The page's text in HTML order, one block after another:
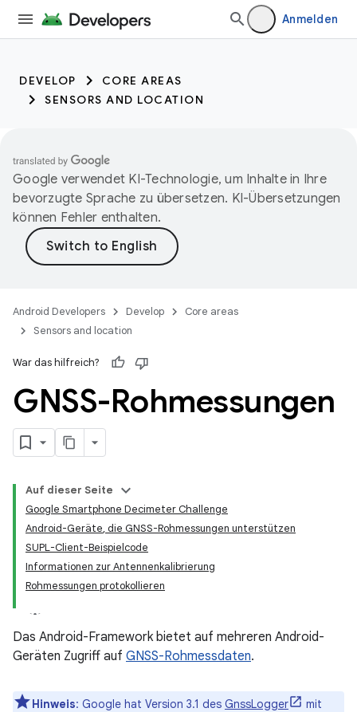
Anmelden
DEVELOP
CORE AREAS
SENSORS AND LOCATION
Google verwendet KI-Technologie, um Inhalte in Ihre
bevorzugte Sprache zu übersetzen. KI-Übersetzungen
können Fehler enthalten.
Android Developers Develop
Core areas
Sensors and location
War das hilfreich?
GNSS-Rohmessungen
Auf dieser Seite
Google Smartphone Decimeter Challenge
Android-Geräte,die GNSS-Rohmessungen unterstützen
SUPL-Client-Beispielcode
Informationen zur Antennenkalibrierung
Rohmessungen protokollieren
Das Android-Framework bietet auf mehreren Android-
Geräten Zugriff auf GNSS-Rohmessdaten.
Hinweis: Google hat Version 3.1 des GnssLogger
mit